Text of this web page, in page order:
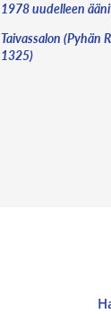
1978 uudelleen
Taivassalon (Pyhän
1325)